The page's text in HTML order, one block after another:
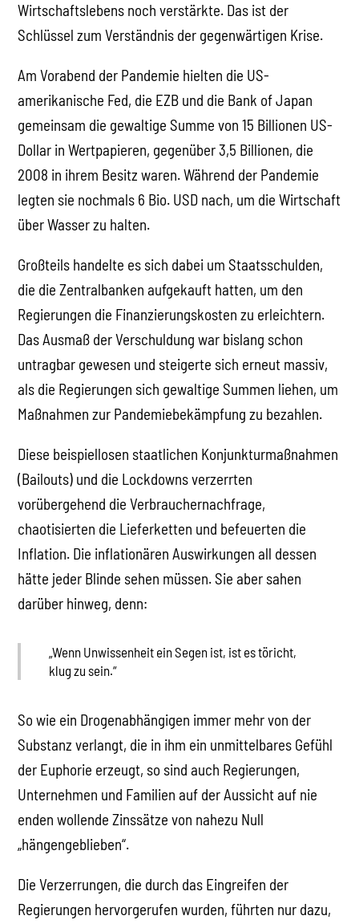
Wirtschaftslebens noch verstärkte. Das ist der
Schlüssel zum Verständnis der gegenwärtigen Krise.
Am Vorabend der Pandemie hielten die US-
amerikanische Fed, die EZB und die Bank of Japan
gemeinsam die gewaltige Summe von 15 Billionen US-
Dollar in Wertpapieren, gegenüber 3,5 Billionen, die
2008 in ihrem Besitz waren. Während der Pandemie
legten sie nochmals 6 Bio. USD nach, um die Wirtschaft
über Wasser zu halten.
Großteils handelte es sich dabei um Staatsschulden,
die die Zentralbanken aufgekauft hatten, um den
Regierungen die Finanzierungskosten zu erleichtern.
Das Ausmaß der Verschuldung war bislang schon
untragbar gewesen und steigerte sich erneut massiv,
als die Regierungen sich gewaltige Summen liehen, um
Maßnahmen zur Pandemiebekämpfung zu bezahlen.
Diese beispiellosen staatlichen Konjunkturmaßnahmen
(Bailouts) und die Lockdowns verzerrten
vorübergehend die Verbrauchernachfrage,
chaotisierten die Lieferketten und befeuerten die
Inflation. Die inflationären Auswirkungen all dessen
hätte jeder Blinde sehen müssen. Sie aber sahen
darüber hinweg, denn:
„Wenn Unwissenheit ein Segen ist, ist es töricht,
klug zu sein.“
So wie ein Drogenabhängigen immer mehr von der
Substanz verlangt, die in ihm ein unmittelbares Gefühl
der Euphorie erzeugt, so sind auch Regierungen,
Unternehmen und Familien auf der Aussicht auf nie
enden wollende Zinssätze von nahezu Null
„hängengeblieben“.
Die Verzerrungen, die durch das Eingreifen der
Regierungen hervorgerufen wurden, führten nur dazu,